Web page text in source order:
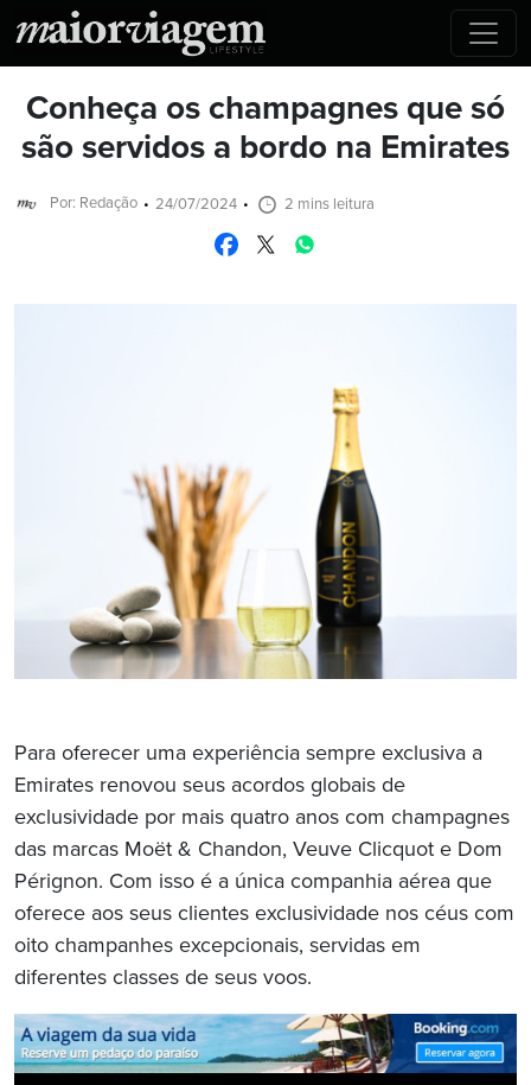
Conheça os champagnes que só
são servidos a bordo na Emirates
Por: Redação 24/07/2024 2 mins leitura
Para oferecer uma experiência sempre exclusiva a
Emirates renovou seus acordos globais de
exclusividade por mais quatro anos com champagnes
das marcas Moët & Chandon, Veuve Clicquot e Dom
Pérignon. Com isso é a única companhia aérea que
oferece aos seus clientes exclusividade nos céus com
oito champanhes excepcionais, servidas em
diferentes classes de seus voos.